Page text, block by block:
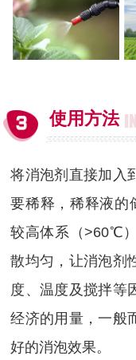
使用方法
将消泡剂直接加入
要稀释，稀释液的
较高体系（>60℃
散均匀，让消泡剂
度、温度及搅拌等
经济的用量，一般
好的消泡效果。